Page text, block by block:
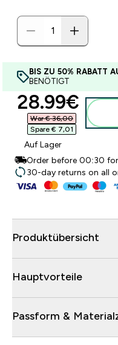
BIS ZU 50% RABATT
BENÖTIGT
28.99€‎
War € 36,00‎
Spare € 7,01‎
Auf Lager
Order before 00:30
30-day returns on all
Produktübersicht
Hauptvorteile
Passform &